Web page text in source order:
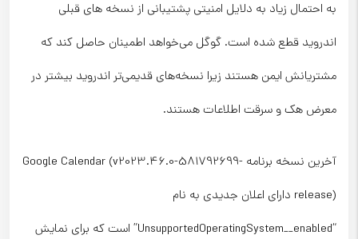
به احتمال زیاد به دلایل امنیتی پشتیبانی از نسخه های قبلی
اندروید قطع شده است. گوگل می‌خواهد اطمینان حاصل کند که
مشتریانش ایمن هستند زیرا نسخه‌های قدیمی‌تر اندروید بیشتر در
معرض هک و سرقت اطلاعات هستند.
آخرین نسخه برنامه Google Calendar (v2023.46.0-581792699-
release) دارای اعلان جدیدی به نام
“UnsupportedOperatingSystem__enabled” است که برای نمایش